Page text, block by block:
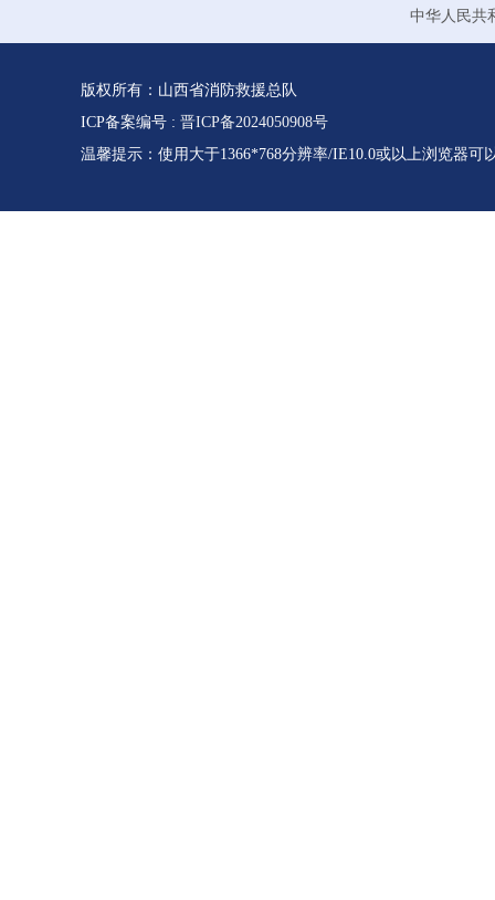
中华人民共
版权所有：山西省消防救援总队
ICP备案编号 : 晋ICP备2024050908号
温馨提示：使用大于1366*768分辨率/IE10.0或以上浏览器可